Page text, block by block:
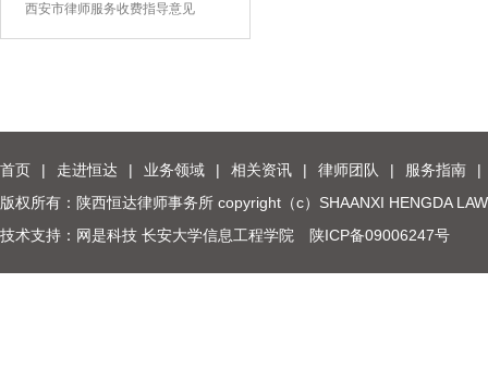
西安市律师服务收费指导意见
首页 | 走进恒达 | 业务领域 | 相关资讯 | 律师团队 | 服务指南
|
版权所有：陕西恒达律师事务所 copyright（c）SHAANXI HENGDA
技术支持：网是科技 长安大学信息工程学院
陕ICP备09006247号